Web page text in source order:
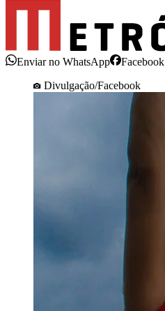
Enviar no WhatsApp Facebook
Divulgação/Facebook